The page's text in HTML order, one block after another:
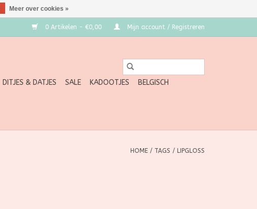
0 Artikelen - €0,00 Mijn account / Registreren
DITJES & DATJES SALE KADOOTJES
BELGISCH
HOME / TAGS / LIPGLOSS
Meer over cookies »